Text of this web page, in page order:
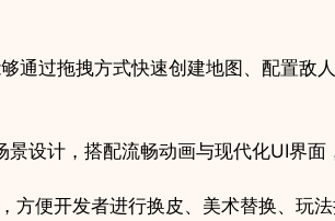
通过拖拽方式快速创建地图、配置敌
设计，搭配流畅动画与现代化UI界面
方便开发者进行换皮、美术替换、玩